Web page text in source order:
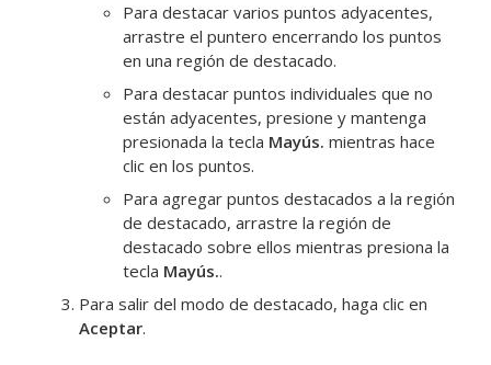
Para destacar varios puntos adyacentes,
arrastre el puntero encerrando los puntos
en una región de destacado.
Para destacar puntos individuales que no
están adyacentes, presione y mantenga
presionada la tecla Mayús. mientras hace
clic en los puntos.
Para agregar puntos destacados a la región
de destacado, arrastre la región de
destacado sobre ellos mientras presiona la
tecla Mayús..
Para salir del modo de destacado, haga clic en
Aceptar.